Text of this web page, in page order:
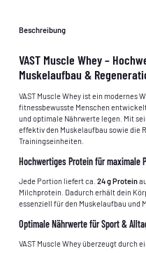
Beschreibung
VAST Muscle Whey –
Muskelaufbau &
VAST Muscle Whey ist ein modernes
fitnessbewusste Menschen
und optimale Nährwerte legen. Mit
effektiv den Muskelaufbau sowie die
Trainingseinheiten.
Hochwertiges Protein für maximale
Jede Portion liefert ca. 24 g Protein
Milchprotein. Dadurch erhält dein
essenziell für den Muskelaufbau und
Optimale Nährwerte für Sport &
VAST Muscle Whey überzeugt durch